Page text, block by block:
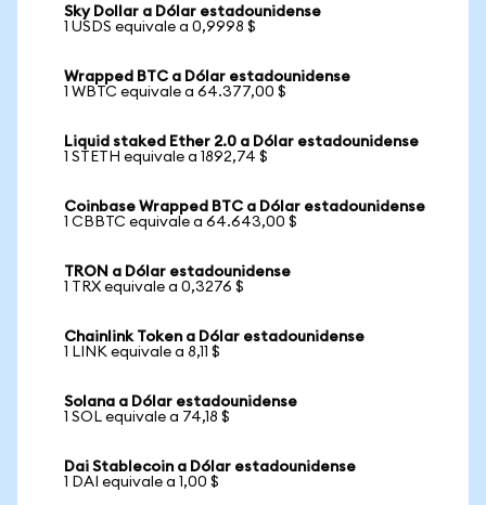
Sky Dollar a Dólar estadounidense
1 USDS equivale a 0,9998 $
Wrapped BTC a Dólar estadounidense
1 WBTC equivale a 64.377,00 $
Liquid staked Ether 2.0 a Dólar estadounidense
1 STETH equivale a 1892,74 $
Coinbase Wrapped BTC a Dólar estadounidense
1 CBBTC equivale a 64.643,00 $
TRON a Dólar estadounidense
1 TRX equivale a 0,3276 $
Chainlink Token a Dólar estadounidense
1 LINK equivale a 8,11 $
Solana a Dólar estadounidense
1 SOL equivale a 74,18 $
Dai Stablecoin a Dólar estadounidense
1 DAI equivale a 1,00 $